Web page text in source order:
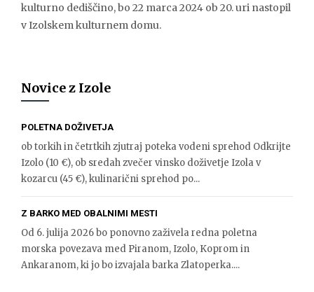
kulturno dediščino, bo 22 marca 2024 ob 20. uri nastopil
v Izolskem kulturnem domu.
Novice z Izole
POLETNA DOŽIVETJA
ob torkih in četrtkih zjutraj poteka vodeni sprehod Odkrijte
Izolo (10 €), ob sredah zvečer vinsko doživetje Izola v
kozarcu (45 €), kulinarični sprehod po...
Z BARKO MED OBALNIMI MESTI
Od 6. julija 2026 bo ponovno zaživela redna poletna
morska povezava med Piranom, Izolo, Koprom in
Ankaranom, ki jo bo izvajala barka Zlatoperka....